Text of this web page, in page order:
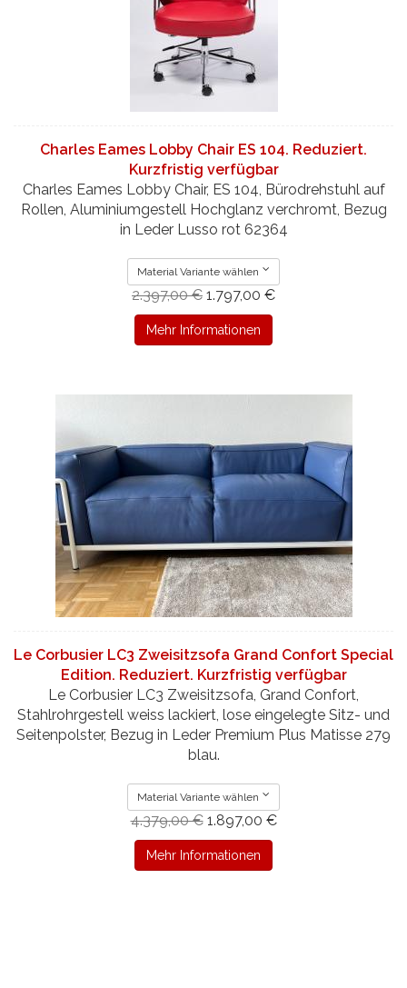
Charles Eames Lobby Chair ES 104. Reduziert.
Kurzfristig verfügbar
Charles Eames Lobby Chair, ES 104, Bürodrehstuhl auf
Rollen, Aluminiumgestell Hochglanz verchromt, Bezug
in Leder Lusso rot 62364
Material Variante wählen
2.397,00 € 1.797,00 €
Mehr Informationen
Le Corbusier LC3 Zweisitzsofa Grand Confort Special
Edition. Reduziert. Kurzfristig verfügbar
Le Corbusier LC3 Zweisitzsofa, Grand Confort,
Stahlrohrgestell weiss lackiert, lose eingelegte Sitz- und
Seitenpolster, Bezug in Leder Premium Plus Matisse 279
blau.
Material Variante wählen
4.379,00 € 1.897,00 €
Mehr Informationen